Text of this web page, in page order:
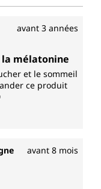
avant 3 années
la mélatonine
et le sommeil
ce produit
avant 8 mois